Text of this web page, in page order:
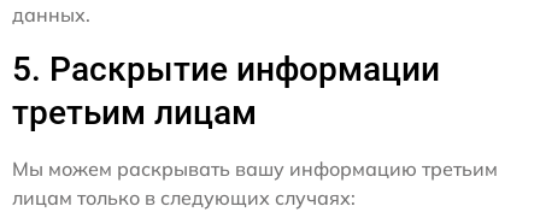
данных.
5. Раскрытие информации
третьим лицам
Мы можем раскрывать вашу информацию третьим
лицам только в следующих случаях: